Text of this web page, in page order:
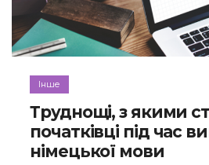
Інше
Труднощі, з якими
початківці під час
німецької мови